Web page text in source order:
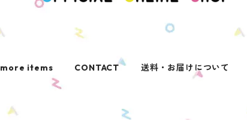
more items CONTACT 送料・お届けについて